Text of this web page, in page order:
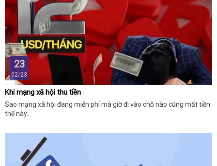
23
02/23
Khi mạng xã hội thu tiền
Sao mạng xã hội đang miễn phí mà giờ đi vào chỗ nào cũng mất tiền
thế này…